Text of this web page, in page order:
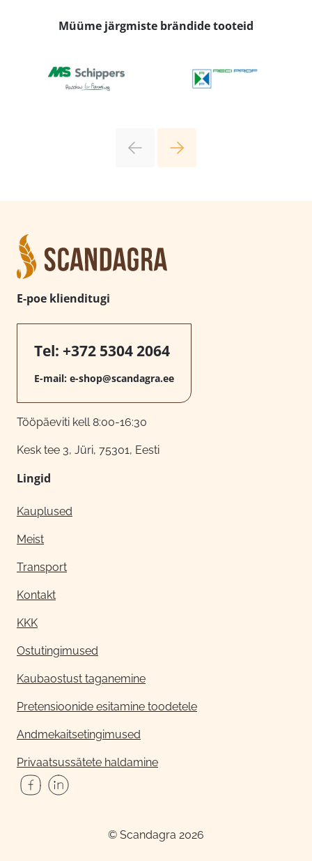
Müüme järgmiste brändide tooteid
E-poe klienditugi
Tel: +372 5304 2064
E-mail: e-shop@scandagra.ee
Tööpäeviti kell 8:00-16:30
Kesk tee 3, Jüri, 75301, Eesti
Lingid
Kauplused
Meist
Transport
Kontakt
KKK
Ostutingimused
Kaubaostust taganemine
Pretensioonide esitamine toodetele
Andmekaitsetingimused
Privaatsussätete haldamine
© Scandagra 2026